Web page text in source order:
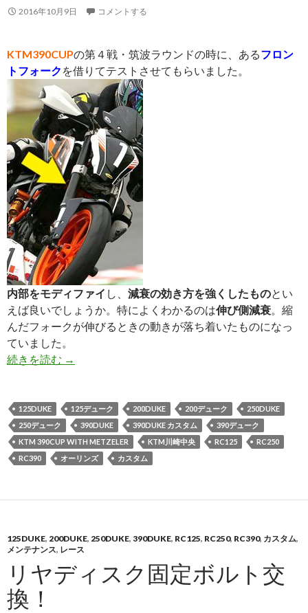
2016年10月9日 コメントする
KTM390CUPの第４戦・筑波ラウンドの時に、あるフロン
トフォーク を借りてテストさせてもらいました。
内部をモディファイ し、 減衰の効き方を強くしたものとい
えば良いでしょうか。特によくわかるのは伸び側減衰。縮
んだフォークが伸びるときの動きが落ち着いたものになっ
ていました。
続きを読む フロントフォーク・モディファイ
→
125DUKE 125デューク 200DUKE 200デューク
250DUKE
250デューク
390DUKE 390DUKE カスタム
390デューク
KTM 390CUP WITH METZELER
KTM川崎中央 RC125
RC250
RC390
オーリンズ カスタム
125DUKE, 200DUKE, 250DUKE, 390DUKE, RC125, RC250, RC390, カスタム,
メンテナンス, レース
リヤディスク固定ボルト交
換！